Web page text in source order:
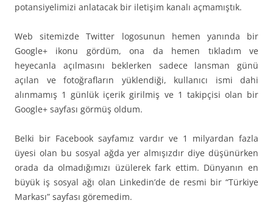
potansiyelimizi anlatacak bir iletişim kanalı açmamıştık.
Web sitemizde Twitter logosunun hemen yanında bir
Google+ ikonu gördüm, ona da hemen tıkladım ve
heyecanla açılmasını beklerken sadece lansman günü
açılan ve fotoğrafların yüklendiği, kullanıcı ismi dahi
alınmamış 1 günlük içerik girilmiş ve 1 takipçisi olan bir
Google+ sayfası görmüş oldum.
Belki bir Facebook sayfamız vardır ve 1 milyardan fazla
üyesi olan bu sosyal ağda yer almışızdır diye düşünürken
orada da olmadığımızı üzülerek fark ettim. Dünyanın en
büyük iş sosyal ağı olan Linkedin’de de resmi bir “Türkiye
Markası” sayfası göremedim.